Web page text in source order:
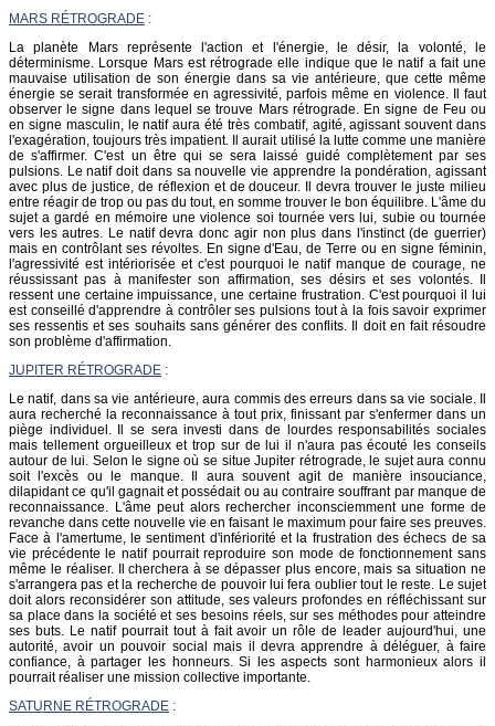
MARS RÉTROGRADE :
La planète Mars représente l'action et l'énergie, le désir, la volonté, le
déterminisme. Lorsque Mars est rétrograde elle indique que le natif a fait une
mauvaise utilisation de son énergie dans sa vie antérieure, que cette même
énergie se serait transformée en agressivité, parfois même en violence. Il faut
observer le signe dans lequel se trouve Mars rétrograde. En signe de Feu ou
en signe masculin, le natif aura été très combatif, agité, agissant souvent dans
l'exagération, toujours très impatient. Il aurait utilisé la lutte comme une manière
de s'affirmer. C'est un être qui se sera laissé guidé complètement par ses
pulsions. Le natif doit dans sa nouvelle vie apprendre la pondération, agissant
avec plus de justice, de réflexion et de douceur. Il devra trouver le juste milieu
entre réagir de trop ou pas du tout, en somme trouver le bon équilibre. L'âme du
sujet a gardé en mémoire une violence soi tournée vers lui, subie ou tournée
vers les autres. Le natif devra donc agir non plus dans l'instinct (de guerrier)
mais en contrôlant ses révoltes. En signe d'Eau, de Terre ou en signe féminin,
l'agressivité est intériorisée et c'est pourquoi le natif manque de courage, ne
réussissant pas à manifester son affirmation, ses désirs et ses volontés. Il
ressent une certaine impuissance, une certaine frustration. C'est pourquoi il lui
est conseillé d'apprendre à contrôler ses pulsions tout à la fois savoir exprimer
ses ressentis et ses souhaits sans générer des conflits. Il doit en fait résoudre
son problème d'affirmation.
JUPITER RÉTROGRADE :
Le natif, dans sa vie antérieure, aura commis des erreurs dans sa vie sociale. Il
aura recherché la reconnaissance à tout prix, finissant par s'enfermer dans un
piège individuel. Il se sera investi dans de lourdes responsabilités sociales
mais tellement orgueilleux et trop sur de lui il n'aura pas écouté les conseils
autour de lui. Selon le signe où se situe Jupiter rétrograde, le sujet aura connu
soit l'excès ou le manque. Il aura souvent agit de manière insouciance,
dilapidant ce qu'il gagnait et possédait ou au contraire souffrant par manque de
reconnaissance. L'âme peut alors rechercher inconsciemment une forme de
revanche dans cette nouvelle vie en faisant le maximum pour faire ses preuves.
Face à l'amertume, le sentiment d'infériorité et la frustration des échecs de sa
vie précédente le natif pourrait reproduire son mode de fonctionnement sans
même le réaliser. Il cherchera à se dépasser plus encore, mais sa situation ne
s'arrangera pas et la recherche de pouvoir lui fera oublier tout le reste. Le sujet
doit alors reconsidérer son attitude, ses valeurs profondes en réfléchissant sur
sa place dans la société et ses besoins réels, sur ses méthodes pour atteindre
ses buts. Le natif pourrait tout à fait avoir un rôle de leader aujourd'hui, une
autorité, avoir un pouvoir social mais il devra apprendre à déléguer, à faire
confiance, à partager les honneurs. Si les aspects sont harmonieux alors il
pourrait réaliser une mission collective importante.
SATURNE RÉTROGRADE :